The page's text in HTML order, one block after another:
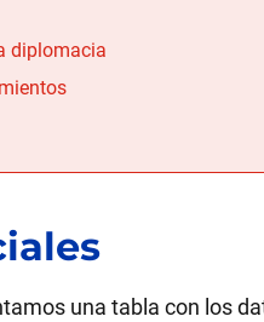
diplomacia
una tabla con los